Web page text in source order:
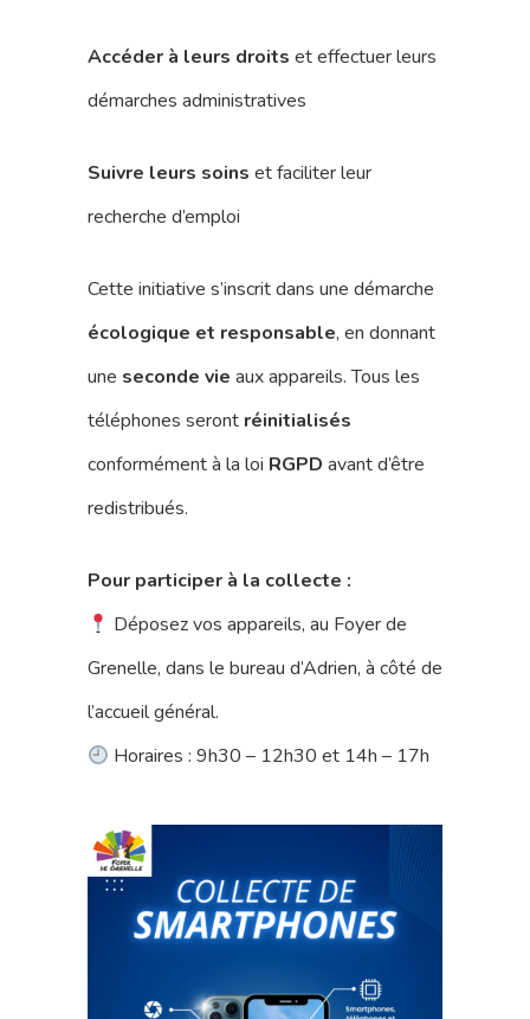
Accéder à leurs droits et effectuer leurs
démarches administratives
Suivre leurs soins et faciliter leur
recherche d’emploi
Cette initiative s’inscrit dans une démarche
écologique et responsable, en donnant
une seconde vie aux appareils. Tous les
téléphones seront réinitialisés
conformément à la loi RGPD avant d’être
redistribués.
Pour participer à la collecte :
Déposez vos appareils, au Foyer de
Grenelle, dans le bureau d’Adrien, à côté de
l’accueil général.
Horaires : 9h30 – 12h30 et 14h – 17h